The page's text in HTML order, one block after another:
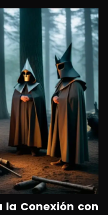
la Conexión con